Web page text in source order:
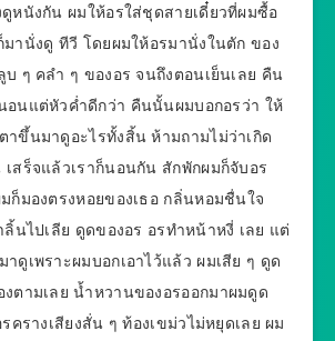
หนังกัน ผมให้อรใส่ชุดสายเดี๋ยวที่ผมซื้อ
านั่งดู ทีวี โดยผมให้อรมานั่งในตัก ของ
ๆ คลำ ๆ ของอร จนถึงตอนเย็นเลย คืน
อนแต่หัวค่ำดีกว่า คืนนั้นผมบอกอรว่า ให้
าขึ้นมาดูอะไรทั้งสิ้น ห้ามถามไม่ว่าเกิด
สร็จแล้วเราก็นอนกัน สักพักผมก็จับอร
ก็มองตรงหอยของเธอ กลิ่นหอมชื่นใจ
ลิ้นไปเลีย ดูดของอร อรทำหน้าหงี่ เลย แต่
ดูเพราะผมบอกเอาไว้แล้ว ผมเสีย ๆ ดูด
งตามเลย น้ำหวานของอรออกมาผมดูด
ครางเสียงสั่น ๆ ท้องเขม่วไม่หยุดเลย ผม